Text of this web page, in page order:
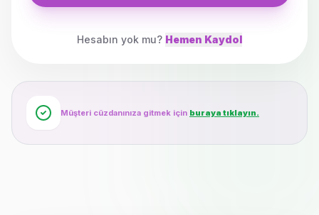
Hesabın yok mu? Hemen Kaydol
Müşteri cüzdanınıza gitmek için buraya tıklayın.